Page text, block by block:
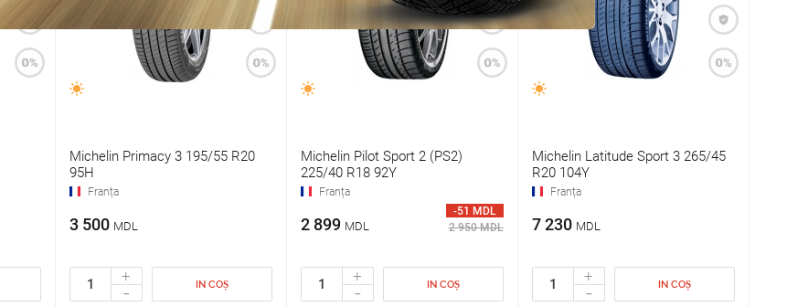
Michelin Primacy 3 195/55 R20
95H
Franța
3 500 MDL
+
- IN COȘ
Michelin Pilot Sport 2 (PS2)
225/40 R18 92Y
Franța
2 899 MDL
-51 MDL
2 950 MDL
+
- IN COȘ
Michelin Latitude Sport 3 265/45
R20 104Y
Franța
7 230 MDL
+
- IN COȘ